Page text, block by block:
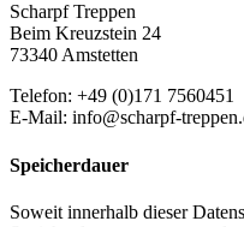
Scharpf Treppen
Beim Kreuzstein 24
73340 Amstetten
Telefon: +49 (0)171 7560451
E-Mail: info@scharpf-
Speicherdauer
Soweit innerhalb dieser